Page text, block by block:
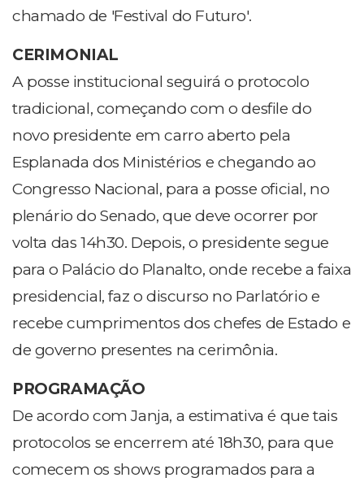
chamado de 'Festival do Futuro'.
CERIMONIAL
A posse institucional seguirá o protocolo
tradicional, começando com o desfile do
novo presidente em carro aberto pela
Esplanada dos Ministérios e chegando ao
Congresso Nacional, para a posse oficial, no
plenário do Senado, que deve ocorrer por
volta das 14h30. Depois, o presidente segue
para o Palácio do Planalto, onde recebe a faixa
presidencial, faz o discurso no Parlatório e
recebe cumprimentos dos chefes de Estado e
de governo presentes na cerimônia.
PROGRAMAÇÃO
De acordo com Janja, a estimativa é que tais
protocolos se encerrem até 18h30, para que
comecem os shows programados para a